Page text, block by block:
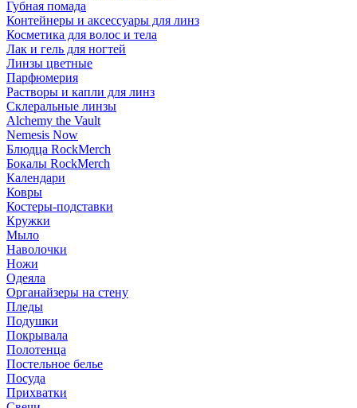
Губная помада
Контейнеры и аксессуары для линз
Косметика для волос и тела
Лак и гель для ногтей
Линзы цветные
Парфюмерия
Растворы и капли для линз
Склеральные линзы
Alchemy the Vault
Nemesis Now
Блюдца RockMerch
Бокалы RockMerch
Календари
Ковры
Костеры-подставки
Кружки
Мыло
Наволочки
Ножи
Одеяла
Органайзеры на стену
Пледы
Подушки
Покрывала
Полотенца
Постельное белье
Посуда
Прихватки